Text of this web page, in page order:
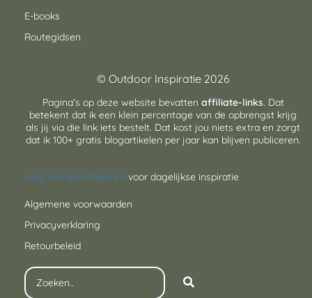
E-books
Routegidsen
© Outdoor Inspiratie 2026
Pagina's op deze website bevatten affiliate-links. Dat
betekent dat ik een klein percentage van de opbrengst krijg
als jij via die link iets bestelt. Dat kost jou niets extra en zorgt
dat ik 100+ gratis blogartikelen per jaar kan blijven publiceren.
Volg me op Instagram voor dagelijkse inspiratie
Algemene voorwaarden
Privacyverklaring
Retourbeleid